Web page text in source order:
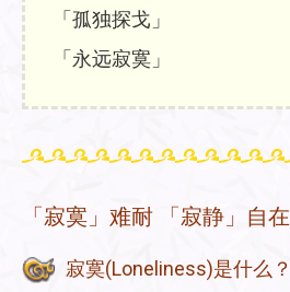
「孤独探戈」
「永远寂寞」
「寂寞」难耐 「寂静」自在
寂寞(Loneliness)是什么？